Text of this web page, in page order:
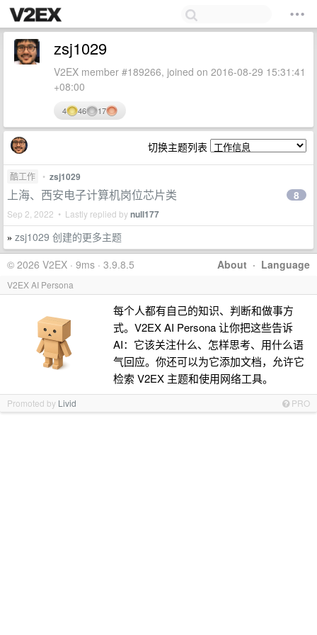
zsj1029
V2EX member #189266, joined on 2016-08-29 15:31:41
+08:00
4 46 17
切换主题列表
酷工作 • zsj1029
上海、西安电子计算机岗位芯片类
Sep 2, 2022 • Lastly replied bynull177
8
» zsj1029 创建的更多主题
About · Language
© 2026 V2EX · 9ms · 3.9.8.5
V2EX AI Persona
每个人都有自己的知识、判断和做事方
式。V2EX AI Persona 让你把这些告诉
AI：它该关注什么、怎样思考、用什么语
气回应。你还可以为它添加文档，允许它
检索 V2EX 主题和使用网络工具。
Promoted by Livid PRO